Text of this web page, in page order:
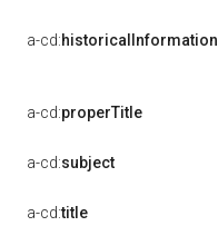
a-cd:historicalInformation
a-cd:properTitle
a-cd:subject
a-cd:title